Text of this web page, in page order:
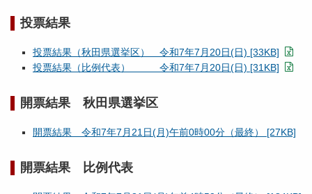
投票結果
投票結果（秋田県選挙区） 令和7年7月20日(日) [33KB]
投票結果（比例代表） 令和7年7月20日(日) [31KB]
開票結果 秋田県選挙区
開票結果 令和7年7月21日(月)午前0時00分（最終） [27KB]
開票結果 比例代表